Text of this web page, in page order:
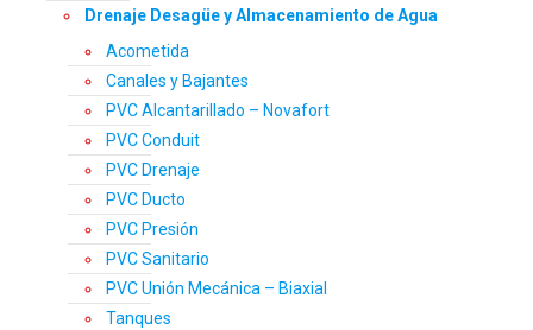
Drenaje Desagüe y Almacenamiento de Agua
Acometida
Canales y Bajantes
PVC Alcantarillado – Novafort
PVC Conduit
PVC Drenaje
PVC Ducto
PVC Presión
PVC Sanitario
PVC Unión Mecánica – Biaxial
Tanques